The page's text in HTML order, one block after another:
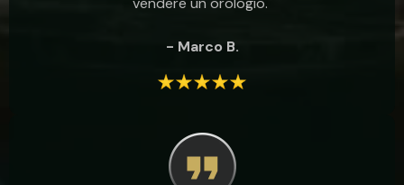
- Marco B.